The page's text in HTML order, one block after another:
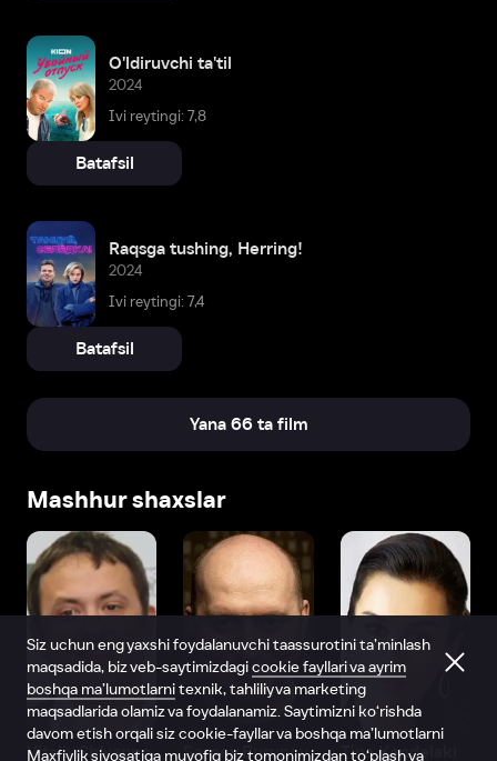
O'ldiruvchi ta'til
2024
Ivi reytingi: 7,8
Batafsil
Raqsga tushing, Herring!
2024
Ivi reytingi: 7,4
Batafsil
Yana 66 ta film
Mashhur shaxslar
Vitaliy Shlyappo Sergey Burunov Tina Kandelaki
Siz uchun eng yaxshi foydalanuvchi taassurotini ta’minlash
maqsadida, biz veb-saytimizdagicookie fayllari va ayrim
boshqa ma’lumotlarnitexnik, tahliliy va marketing
maqsadlarida olamiz va foydalanamiz. Saytimizni ko‘rishda
davom etish orqali siz cookie-fayllar va boshqa ma’lumotlarni
Maxfiylik siyosatiga muvofiq biz tomonimizdan to‘plash va